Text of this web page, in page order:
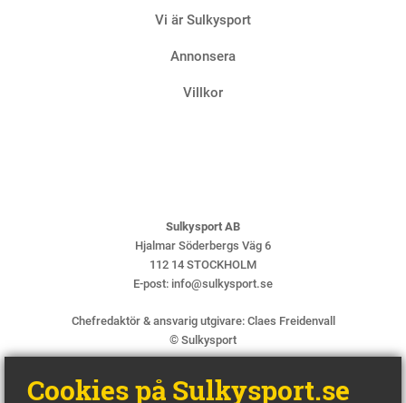
Vi är Sulkysport
Annonsera
Villkor
Sulkysport AB
Hjalmar Söderbergs Väg 6
112 14 STOCKHOLM
E-post: info@sulkysport.se
Chefredaktör & ansvarig utgivare: Claes Freidenvall
© Sulkysport
Cookies på Sulkysport.se